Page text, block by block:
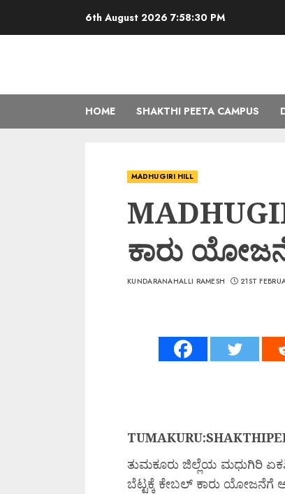
6th August 2026 7:58:31 PM
HOME SHAKTHI PEETA CAMPUS
MADHUGIRI HILL
ಕಾರು
KUNDARANAHALLI RAMESH 21ST
ತುಮಕೂರು ಜಿಲ್ಲೆಯ ಮಧುಗಿರಿ
ಬೆಟ್ಟಕ್ಕೆ ಕೇಬಲ್‌ ಕಾರು ಯೋಜನೆಗೆ